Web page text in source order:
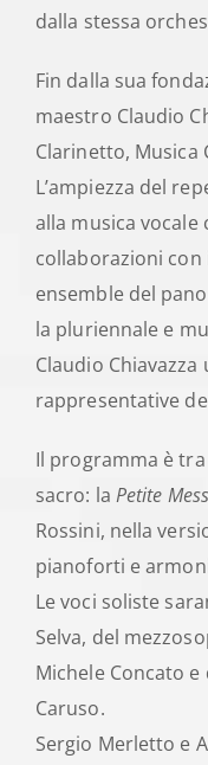
dalla stessa
Fin dalla sua
maestro Claudio
Clarinetto, Musica
L’ampiezza del
alla musica
collaborazioni
ensemble del
la pluriennale e
Claudio
rappresentative
Il programma è
sacro: la Petite
Rossini, nella
pianoforti e
Le voci soliste
Selva, del
Michele Concato
Caruso.
Sergio Merletto e